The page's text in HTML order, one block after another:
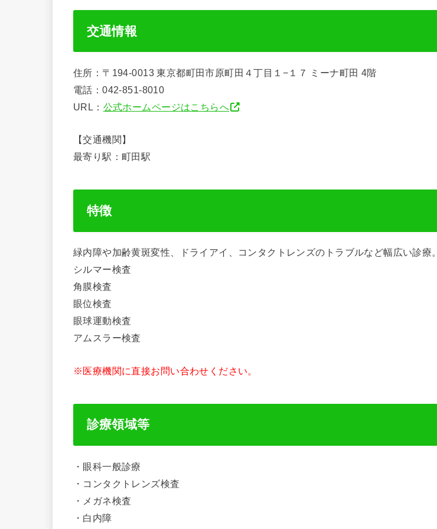
交通情報
住所：〒194-0013 東京都町田市原町田４丁目１−１７ ミーナ町田 4階
電話：042-851-8010
URL： 公式ホームページはこちらへ
【交通機関】
最寄り駅：町田駅
特徴
緑内障や加齢黄斑変性、ドライアイ、コンタクトレンズのトラブルなど幅広い診療。
シルマー検査
角膜検査
眼位検査
眼球運動検査
アムスラー検査
※医療機関に直接お問い合わせください。
診療領域等
・眼科一般診療
・コンタクトレンズ検査
・メガネ検査
・白内障